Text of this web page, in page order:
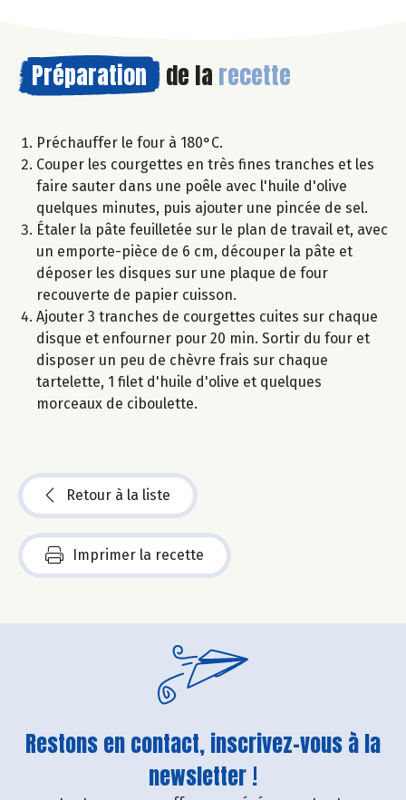
Préparation de la recette
Préchauffer le four à 180°C.
Couper les courgettes en très fines tranches et les
faire sauter dans une poêle avec l'huile d'olive
quelques minutes, puis ajouter une pincée de sel.
Étaler la pâte feuilletée sur le plan de travail et, avec
un emporte-pièce de 6 cm, découper la pâte et
déposer les disques sur une plaque de four
recouverte de papier cuisson.
Ajouter 3 tranches de courgettes cuites sur chaque
disque et enfourner pour 20 min. Sortir du four et
disposer un peu de chèvre frais sur chaque
tartelette, 1 filet d'huile d'olive et quelques
morceaux de ciboulette.
Retour à la liste
Imprimer la recette
Restons en contact, inscrivez-vous à la
newsletter !